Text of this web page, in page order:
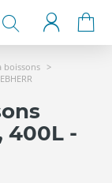
boissons
400L -